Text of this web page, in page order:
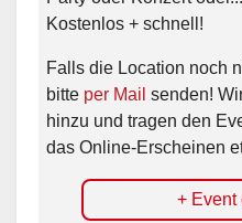
Kostenlos + schnell!
Falls die Location noch
bitte per Mail senden!
hinzu und tragen den
das Online-Erscheinen
+ Event